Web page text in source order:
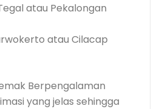
atau Pekalongan
atau Cilacap
Berpengalaman
yang jelas sehingga